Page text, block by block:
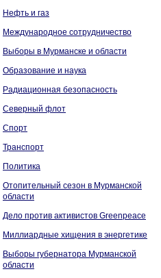
Нефть и газ
Международное сотрудничество
Выборы в Мурманске и области
Образование и наука
Радиационная безопасность
Северный флот
Спорт
Транспорт
Политика
Отопительный сезон в Мурманской
области
Дело против активистов Greenpeace
Миллиардные хищения в энергетике
Выборы губернатора Мурманской
области